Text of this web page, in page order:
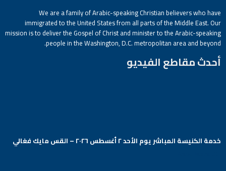
We are a family of Arabic-speaking Christian believers who have
immigrated to the United States from all parts of the Middle East. Our
mission is to deliver the Gospel of Christ and minister to the Arabic-speaking
people in the Washington, D.C. metropolitan area and beyond.
أحدث مقاطع الفيديو
خدمة الكنيسة المباشر يوم الأحد ٢ أغسطس ٢٠٢٦ – القس مايك فغالي